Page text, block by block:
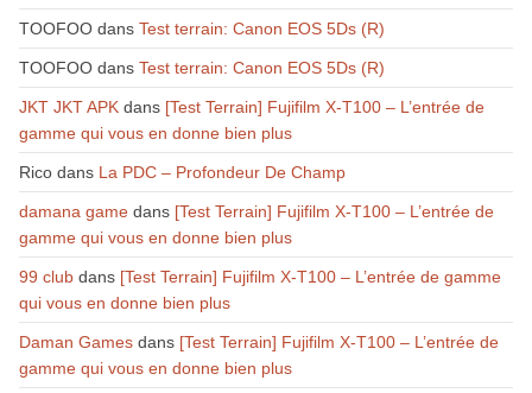
TOOFOOdans Test terrain: Canon EOS 5Ds (R)
TOOFOOdans Test terrain: Canon EOS 5Ds (R)
JKT JKT APKdans [Test Terrain] Fujifilm X-T100 – L’entrée de
gamme qui vous en donne bien plus
Ricodans La PDC – Profondeur De Champ
damana gamedans [Test Terrain] Fujifilm X-T100 – L’entrée de
gamme qui vous en donne bien plus
99 clubdans [Test Terrain] Fujifilm X-T100 – L’entrée de gamme
qui vous en donne bien plus
Daman Gamesdans [Test Terrain] Fujifilm X-T100 – L’entrée de
gamme qui vous en donne bien plus